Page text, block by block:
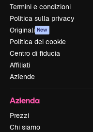
Termini e condizioni
Politica sulla privacy
Originali New
Politica dei cookie
Centro di fiducia
Affiliati
Aziende
Azienda
Prezzi
Chi siamo